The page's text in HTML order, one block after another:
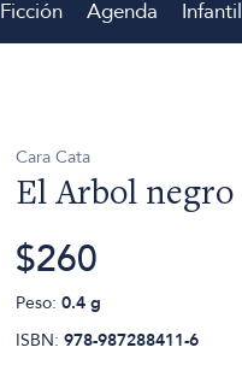
Ficción Agenda Infantil
Cara Cata
El Arbol negro
$260
Peso: 0.4 g
ISBN: 978-987288411-6